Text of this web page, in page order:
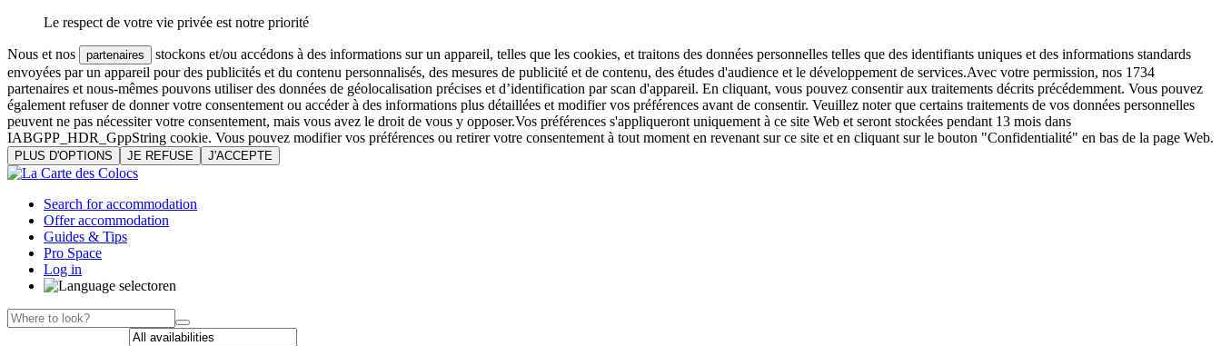
Le respect de votre vie privée est notre priorité
Nous et nos partenaires
stockons et/ou accédons à des informations sur un appareil, telles que les cookies, et traitons des données personnelles telles que des identifiants uniques et des informations standards
envoyées par un appareil pour des publicités et du contenu personnalisés, des mesures de publicité et de contenu, des études d'audience et le développement de services.Avec votre permission, nos 1734
partenaires et nous-mêmes pouvons utiliser des données de géolocalisation précises et d’identification par scan d'appareil. En cliquant, vous pouvez consentir aux traitements décrits précédemment. Vous pouvez
également refuser de donner votre consentement ou accéder à des informations plus détaillées et modifier vos préférences avant de consentir. Veuillez noter que certains traitements de vos données personnelles
peuvent ne pas nécessiter votre consentement, mais vous avez le droit de vous y opposer.Vos préférences s'appliqueront uniquement à ce site Web et seront stockées pendant 13 mois dans
IABGPP_HDR_GppString cookie. Vous pouvez modifier vos préférences ou retirer votre consentement à tout moment en revenant sur ce site et en cliquant sur le bouton "Confidentialité" en bas de la page Web.
PLUS D'OPTIONS JE REFUSE J'ACCEPTE
Search for accommodation
Offer accommodation
Guides & Tips
Pro Space
Log in
en